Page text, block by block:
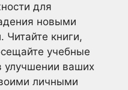
для
новыми
книги,
учебные
улучшении ваших
личными